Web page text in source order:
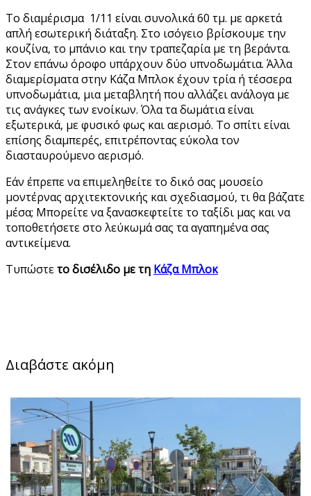
Το διαμέρισμα 1/11 είναι συνολικά 60 τμ. με αρκετά
απλή εσωτερική διάταξη. Στο ισόγειο βρίσκουμε την
κουζίνα, το μπάνιο και την τραπεζαρία με τη βεράντα.
Στον επάνω όροφο υπάρχουν δύο υπνοδωμάτια. Άλλα
διαμερίσματα στην Κάζα Μπλοκ έχουν τρία ή τέσσερα
υπνοδωμάτια, μια μεταβλητή που αλλάζει ανάλογα με
τις ανάγκες των ενοίκων. Όλα τα δωμάτια είναι
εξωτερικά, με φυσικό φως και αερισμό. Το σπίτι είναι
επίσης διαμπερές, επιτρέποντας εύκολα τον
διασταυρούμενο αερισμό.
Εάν έπρεπε να επιμεληθείτε το δικό σας μουσείο
μοντέρνας αρχιτεκτονικής και σχεδιασμού, τι θα βάζατε
μέσα; Μπορείτε να ξανασκεφτείτε το ταξίδι μας και να
τοποθετήσετε στο λεύκωμά σας τα αγαπημένα σας
αντικείμενα.
Tυπώστετο δισέλιδο με τη Κάζα Μπλοκ
Διαβάστε ακόμη